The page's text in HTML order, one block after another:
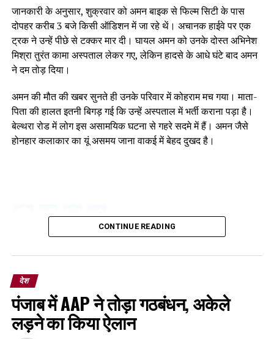
जानकारी के अनुसार, शुक्रवार को अमन बाइक से फिल्म सिटी के पास
दोपहर करीब 3 बजे किसी ऑडिशन में जा रहे थें। अचानक हाईवे पर एक
ट्रक ने उन्हें पीछे से टक्कर मार दी। घायल अमन को उनके दोस्त अभिनेश
मिश्रा तुरंत कामा अस्पताल लेकर गए, लेकिन हादसे के आधे घंटे बाद अमन
ने दम तोड़ दिया।
अमन की मौत की खबर सुनते ही उनके परिवार में कोहराम मच गया। माता-
पिता की हालत इतनी बिगड़ गई कि उन्हें अस्पताल में भर्ती कराना पड़ा है।
बेल्थरा रोड में लोग इस असामयिक घटना से गहरे सदमे में हैं। अमन जैसे
होनहार कलाकार का यूं असमय जाना वाकई में बेहद दुखद है।
Facebook
Twitter
WhatsApp
Share
CONTINUE READING
देश
पंजाब में AAP ने तोड़ा गठबंधन, अकेले
लड़ने का किया ऐलान